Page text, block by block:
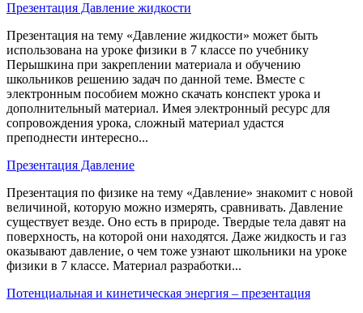
Презентация Давление жидкости
Презентация на тему «Давление жидкости» может быть
использована на уроке физики в 7 классе по учебнику
Перышкина при закреплении материала и обучению
школьников решению задач по данной теме. Вместе с
электронным пособием можно скачать конспект урока и
дополнительный материал. Имея электронный ресурс для
сопровождения урока, сложный материал удастся
преподнести интересно...
Презентация Давление
Презентация по физике на тему «Давление» знакомит с новой
величиной, которую можно измерять, сравнивать. Давление
существует везде. Оно есть в природе. Твердые тела давят на
поверхность, на которой они находятся. Даже жидкость и газ
оказывают давление, о чем тоже узнают школьники на уроке
физики в 7 классе. Материал разработки...
Потенциальная и кинетическая энергия – презентация